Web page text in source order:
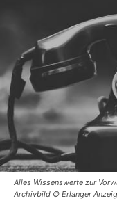
Alles Wissenswerte zur
Archivbild © Erlanger